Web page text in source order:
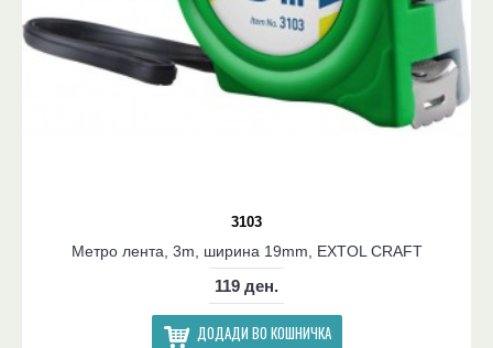
3103
Метро лента, 3m, ширина 19mm, EXTOL CRAFT
119 ден.
ДОДАДИ ВО КОШНИЧКА